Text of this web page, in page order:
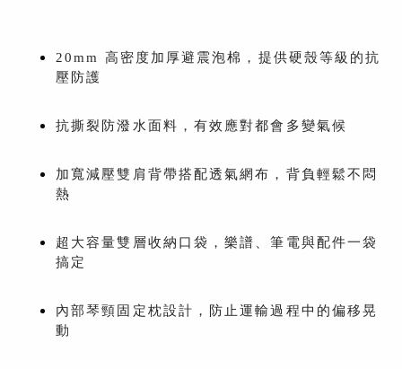
20mm 高密度加厚避震泡棉，提供硬殼等級的抗
壓防護
抗撕裂防潑水面料，有效應對都會多變氣候
加寬減壓雙肩背帶搭配透氣網布，背負輕鬆不悶
熱
超大容量雙層收納口袋，樂譜、筆電與配件一袋
搞定
內部琴頸固定枕設計，防止運輸過程中的偏移晃
動